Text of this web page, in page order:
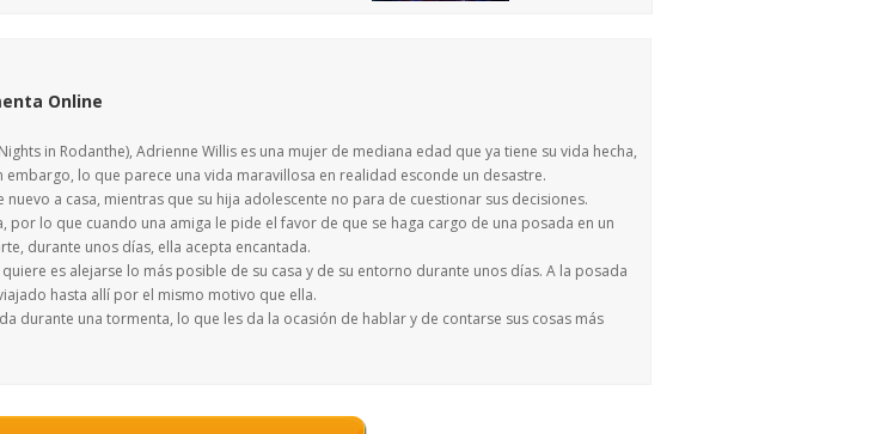
Online
in Rodanthe), Adrienne Willis es una mujer de mediana edad que ya tiene su vida hecha,
embargo, lo que parece una vida maravillosa en realidad esconde un desastre.
a casa, mientras que su hija adolescente no para de cuestionar sus decisiones.
por lo que cuando una amiga le pide el favor de que se haga cargo de una posada en un
durante unos días, ella acepta encantada.
es alejarse lo más posible de su casa y de su entorno durante unos días. A la posada
hasta allí por el mismo motivo que ella.
durante una tormenta, lo que les da la ocasión de hablar y de contarse sus cosas más